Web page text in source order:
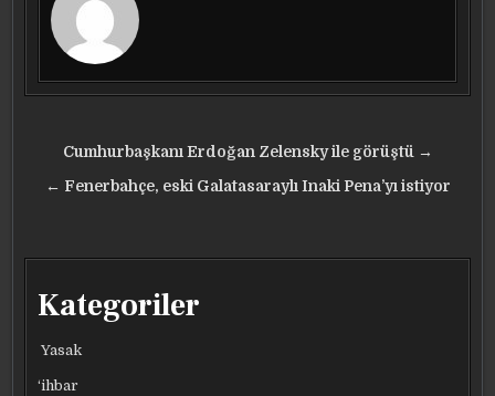
Yazı
gezinmesi
Cumhurbaşkanı Erdoğan Zelensky ile görüştü →
← Fenerbahçe, eski Galatasaraylı Inaki Pena’yı istiyor
Kategoriler
Yasak
‘ihbar